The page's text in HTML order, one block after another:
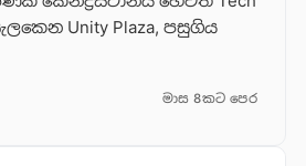
Unity Plaza, පසුගිය
මාස 8කට පෙර